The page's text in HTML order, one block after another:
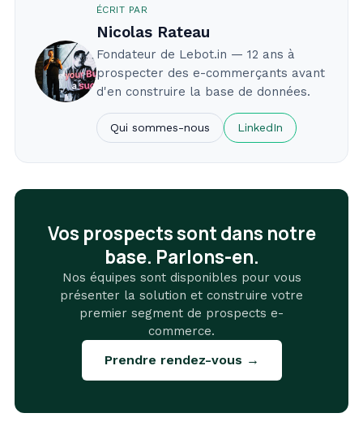
ÉCRIT PAR
Nicolas Rateau
Fondateur de Lebot.in — 12 ans à
prospecter des e-commerçants avant
d'en construire la base de données.
Qui sommes-nous LinkedIn
Vos prospects sont dans notre
base. Parlons-en.
Nos équipes sont disponibles pour vous
présenter la solution et construire votre
premier segment de prospects e-
commerce.
Prendre rendez-vous →